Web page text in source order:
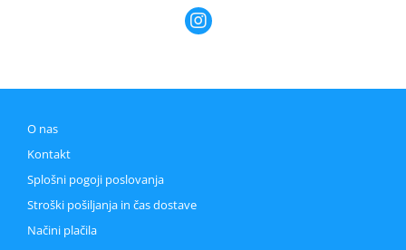
O nas
Kontakt
Splošni pogoji poslovanja
Stroški pošiljanja in čas dostave
Načini plačila